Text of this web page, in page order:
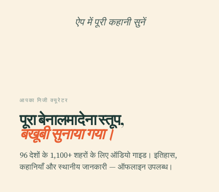
ऐप में पूरी कहानी सुनें
आपका निजी क्यूरेटर
पूरा बेनालमादेना स्तूप,
बखूबी सुनाया गया।
96 देशों के 1,100+ शहरों के लिए ऑडियो गाइड। इतिहास,
कहानियाँ और स्थानीय जानकारी — ऑफलाइन उपलब्ध।